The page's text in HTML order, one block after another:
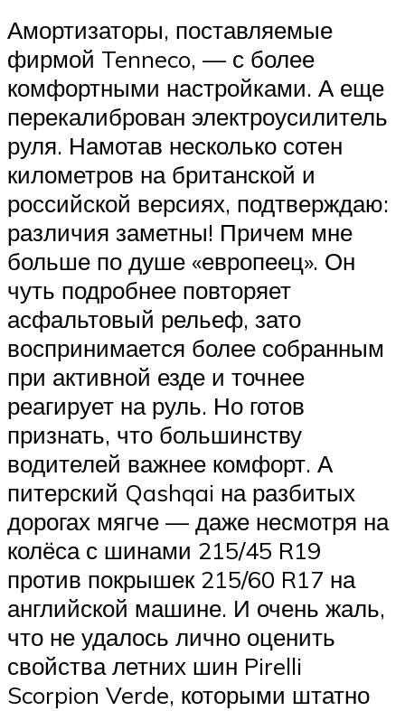
Амортизаторы, поставляемые
фирмой Tenneco, — с более
комфортными настройками. А еще
перекалиброван электроусилитель
руля. Намотав несколько сотен
километров на британской и
российской версиях, подтверждаю:
различия заметны! Причем мне
больше по душе «европеец». Он
чуть подробнее повторяет
асфальтовый рельеф, зато
воспринимается более собранным
при активной езде и точнее
реагирует на руль. Но готов
признать, что большинству
водителей важнее комфорт. А
питерский Qashqai на разбитых
дорогах мягче — даже несмотря на
колёса с шинами 215/45 R19
против покрышек 215/60 R17 на
английской машине. И очень жаль,
что не удалось лично оценить
свойства летних шин Pirelli
Scorpion Verde, которыми штатно